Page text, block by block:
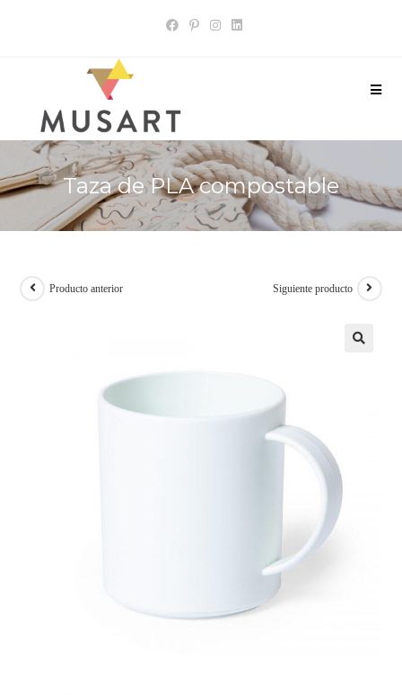
Taza de PLA compostable
Producto anterior Siguiente producto